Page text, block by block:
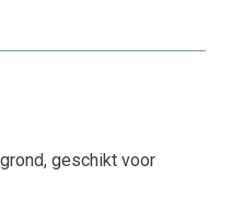
geschikt voor